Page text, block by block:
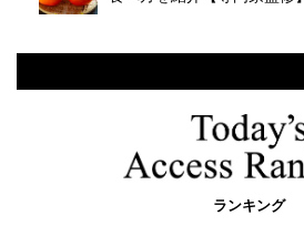
ランキング